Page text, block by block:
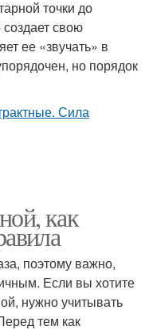
точки до
свою
ее «звучать» в
но порядок
как
поэтому важно,
Если вы хотите
нужно учитывать
тем как